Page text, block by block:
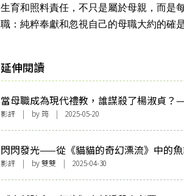
生育和照料責任，不只是屬於母親，而是
職：純粹奉獻和忽視自己的母職大約的確
延伸閱讀
當母職成為現代禮教，誰謀殺了楊淑貞？
《虎毒不》
影評 | by 筠 | 2025-05-20
閃閃發光——從《貓貓的奇幻漂流》中的
起
影評 | by雙雙 | 2025-04-30